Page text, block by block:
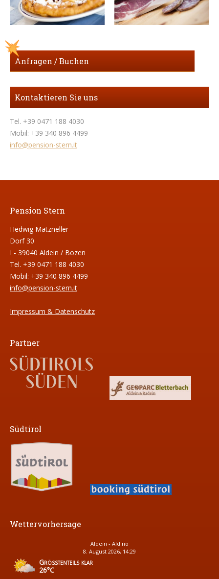
Anfragen / Buchen
Kontaktieren Sie uns
Tel. +39 0471 188 4030
Mobil: +39 340 896 4499
info@pension-stern.it
Pension Stern
Hedwig Matzneller
Dorf 30
I - 39040 Aldein / Bozen
Tel. +39 0471 188 4030
Mobil: +39 340 896 4499
info@pension-stern.it
Impressum & Datenschutz
Partner
Südtirol
Wettervorhersage
Aldein - Aldino
8. August 2026, 14:29
Größtenteils klar
26°C